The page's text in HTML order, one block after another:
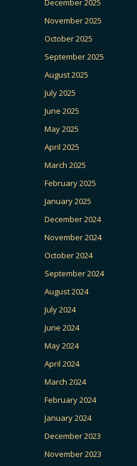
December 2025
November 2025
October 2025
September 2025
August 2025
July 2025
June 2025
May 2025
April 2025
March 2025
February 2025
January 2025
December 2024
November 2024
October 2024
September 2024
August 2024
July 2024
June 2024
May 2024
April 2024
March 2024
February 2024
January 2024
December 2023
November 2023